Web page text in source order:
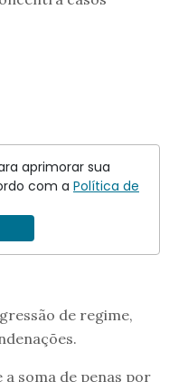
de regime,
soma de penas por
aprimorar sua
com a Política de